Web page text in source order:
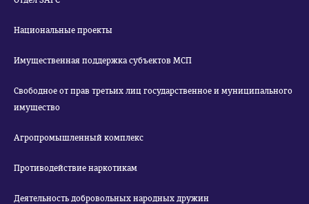
Национальные проекты
Имущественная поддержка субъектов МСП
Свободное от прав третьих лиц государственное и муниципального
имущество
Агропромышленный комплекс
Противодействие наркотикам
Деятельность добровольных народных дружин